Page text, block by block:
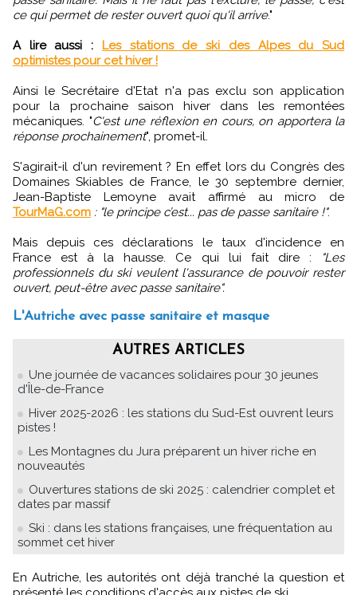
ce qui permet de rester ouvert quoi qu'il arrive."
A lire aussi :
Les stations de ski des Alpes du Sud
optimistes pour cet hiver !
Ainsi le Secrétaire d'Etat n'a pas exclu son application
pour la prochaine saison hiver dans les remontées
mécaniques. "C'est une réflexion en cours, on apportera la
réponse prochainement", promet-il.
S'agirait-il d'un revirement ? En effet lors du Congrès des
Domaines Skiables de France, le 30 septembre dernier,
Jean-Baptiste Lemoyne avait affirmé au micro de
TourMaG.com : "le principe c’est... pas de passe sanitaire !".
Mais depuis ces déclarations le taux d'incidence en
France est à la hausse. Ce qui lui fait dire :
"Les
professionnels du ski veulent l'assurance de pouvoir rester
ouvert, peut-être avec passe sanitaire".
L'Autriche avec passe sanitaire et masque
AUTRES ARTICLES
Une journée de vacances solidaires pour 30 jeunes
d'Île-de-France
Hiver 2025-2026 : les stations du Sud-Est ouvrent leurs
pistes !
Les Montagnes du Jura préparent un hiver riche en
nouveautés
Ouvertures stations de ski 2025 : calendrier complet et
dates par massif
Ski : dans les stations françaises, une fréquentation au
sommet cet hiver
En Autriche, les autorités ont déjà tranché la question et